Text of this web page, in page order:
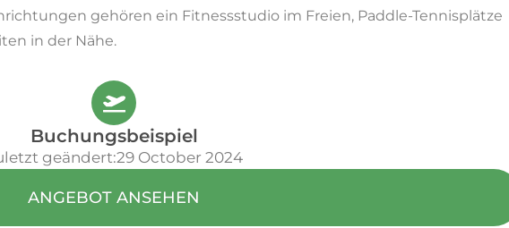
gehören ein Fitnessstudio im Freien, Paddle-Tennisplätze
in der Nähe.
Buchungsbeispiel
geändert:29 October 2024
ANGEBOT ANSEHEN